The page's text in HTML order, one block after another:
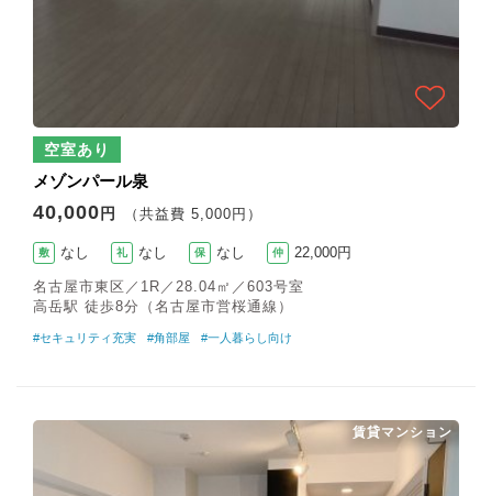
空室あり
メゾンパール泉
40,000 円 （共益費 5,000円）
敷 なし 礼 なし 保 なし 仲 22,000円
名古屋市東区／1R／28.04㎡／603号室
高岳駅 徒歩8分（名古屋市営桜通線）
#セキュリティ充実 #角部屋 #一人暮らし向け
賃貸マンション